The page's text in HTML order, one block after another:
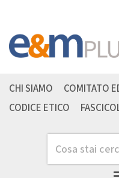
Cerca
CHI SIAMO COMITATO
CODICE ETICO